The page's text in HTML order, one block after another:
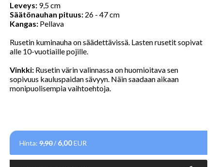
Leveys: 9,5 cm
Säätönauhan pituus: 26 - 47 cm
Kangas: Pellava
Rusetin kuminauha on säädettävissä. Lasten rusetit sopivat
alle 10-vuotiaille pojille.
Vinkki: Rusetin värin valinnassa on huomioitava sen
sopivuus kauluspaidan sävyyn. Näin saadaan aikaan
monipuolisempia vaihtoehtoja.
Hinta: 9,90/ 6,00EUR